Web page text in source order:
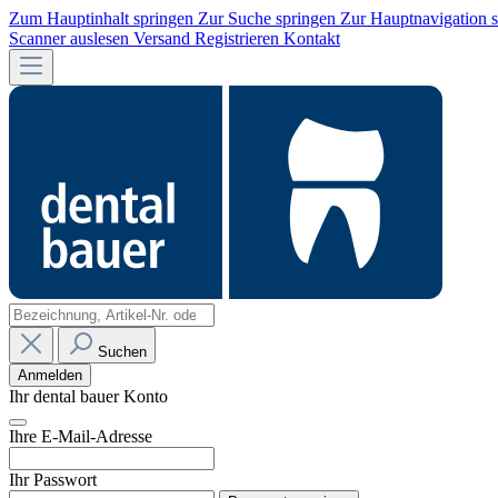
Zum Hauptinhalt springen Zur Suche springen Zur Hauptnavigation
Scanner auslesen Versand Registrieren Kontakt
Suchen
Anmelden
Ihr dental bauer Konto
Ihre E-Mail-Adresse
Ihr Passwort